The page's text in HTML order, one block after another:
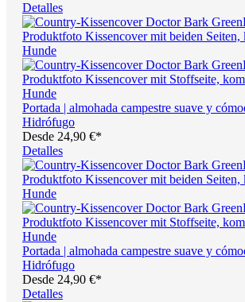
Detalles
Portada | almohada campestre suave y
Hidrófugo
Desde 24,90 €*
Detalles
Portada | almohada campestre suave y
Hidrófugo
Desde 24,90 €*
Detalles